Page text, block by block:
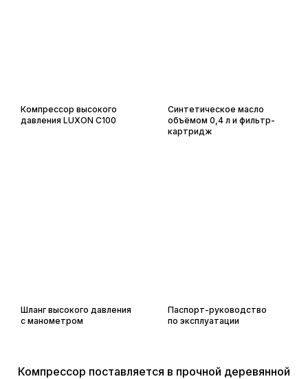
Компрессор высокого
давления LUXON C100
Синтетическое масло
объёмом 0,4 л и фильтр-
картридж
Шланг высокого давления
с манометром
Паспорт-руководство
по эксплуатации
Компрессор поставляется в прочной деревянной